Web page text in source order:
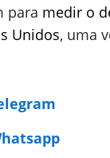
para medir o
Unidos, uma